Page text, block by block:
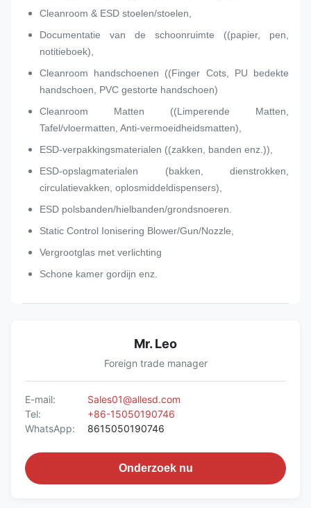
Cleanroom & ESD stoelen/stoelen,
Documentatie van de schoonruimte ((papier, pen,
notitieboek),
Cleanroom handschoenen ((Finger Cots, PU bedekte
handschoen, PVC gestorte handschoen)
Cleanroom Matten ((Limperende Matten,
Tafel/vloermatten, Anti-vermoeidheidsmatten),
ESD-verpakkingsmaterialen ((zakken, banden enz.)),
ESD-opslagmaterialen (bakken, dienstrokken,
circulatievakken, oplosmiddeldispensers),
ESD polsbanden/hielbanden/grondsnoeren.
Static Control Ionisering Blower/Gun/Nozzle,
Vergrootglas met verlichting
Schone kamer gordijn enz.
Mr. Leo
Foreign trade manager
E-mail:
Sales01@allesd.com
Tel:
+86-15050190746
WhatsApp:
8615050190746
Onderzoek nu